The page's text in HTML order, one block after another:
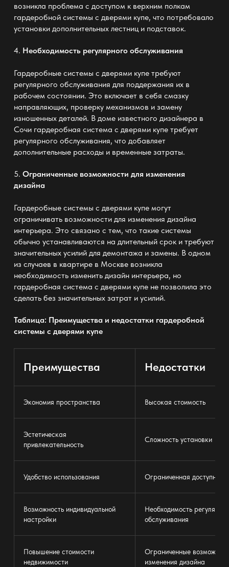
возникла проблема с доступом к верхним полкам
гардеробной системы с дверями купе, что потребовало
установки дополнительных лестниц и подставок.
4. Необходимость регулярного обслуживания
Гардеробные системы с дверями купе требуют
регулярного обслуживания для поддержания их в
рабочем состоянии. Это включает в себя смазку
направляющих, проверку механизмов и замену
изношенных деталей. В доме известного дизайнера в
Сочи гардеробная система с дверями купе требует
регулярного обслуживания, что добавляет
дополнительные расходы и временные затраты.
5. Ограниченные возможности для изменения
дизайна
Гардеробные системы с дверями купе могут
ограничивать возможности для изменения дизайна
интерьера. Это связано с тем, что такие системы
обычно устанавливаются на длительный срок и требуют
значительных усилий для демонтажа и замены. В одном
из случаев в квартире в Москве возникла
необходимость изменить дизайн интерьера, но
гардеробная система с дверями купе не позволила это
сделать без значительных затрат и усилий.
Таблица: Преимущества и недостатки гардеробной
системы с дверями купе
Преимущества Недостатки
Экономия пространства Высокая стоимость
Эстетическая
привлекательность
Сложность установки
Удобство использования Ограниченная доступность
Возможность индивидуальной
настройки
Необходимость
обслуживания
Повышение стоимости
недвижимости
Ограниченные
изменения дизайна